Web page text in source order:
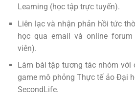
Learning (học tập trực tuyến).
Liên lạc và nhận phản hồi tức
học qua email và online
viên).
Làm bài tập tương tác nhóm với
game mô phỏng Thực tế ảo Đại
SecondLife.